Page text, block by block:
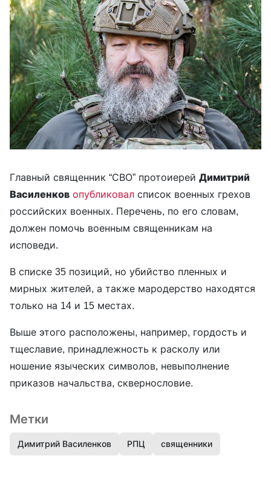
Главный священник “СВО” протоиерей Димитрий
Василенков опубликовал список военных грехов
российских военных. Перечень, по его словам,
должен помочь военным священникам на
исповеди.
В списке 35 позиций, но убийство пленных и
мирных жителей, а также мародерство находятся
только на 14 и 15 местах.
Выше этого расположены, например, гордость и
тщеславие, принадлежность к расколу или
ношение языческих символов, невыполнение
приказов начальства, сквернословие.
Метки
Димитрий Василенков РПЦ священники